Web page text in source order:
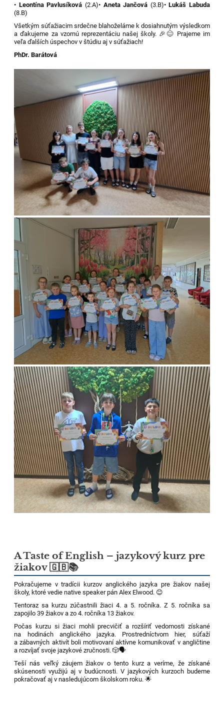
• Leontína Pavlusíková (2.A)• Aneta Jančová (3.B)•Lukáš Labuda
(8.B)
Všetkým súťažiacim srdečne blahoželáme k dosiahnutým výsledkom
a ďakujeme za vzornú reprezentáciu našej školy. 🎉😊 Prajeme im
veľa ďalších úspechov v štúdiu aj v súťažiach!
PhDr. Barátová
A Taste of English – jazykový kurz pre
žiakov 🇬🇧📚
Pokračujeme v tradícii kurzov anglického jazyka pre žiakov našej
školy, ktoré vedie native speaker pán Alex Elwood. 😊
Tentoraz sa kurzu zúčastnili žiaci 4. a 5. ročníka. Z 5. ročníka sa
zapojilo 39 žiakov a zo 4. ročníka 13 žiakov.
Počas kurzu si žiaci mohli precvičiť a rozšíriť vedomosti získané
na hodinách anglického jazyka. Prostredníctvom hier, súťaží
a zábavných aktivít boli motivovaní aktívne komunikovať v angličtine
a rozvíjať svoje jazykové zručnosti. 🎲🗣️
Teší nás veľký záujem žiakov o tento kurz a veríme, že získané
skúsenosti využijú aj v budúcnosti. V jazykových kurzoch budeme
pokračovať aj v nasledujúcom školskom roku. 🌟